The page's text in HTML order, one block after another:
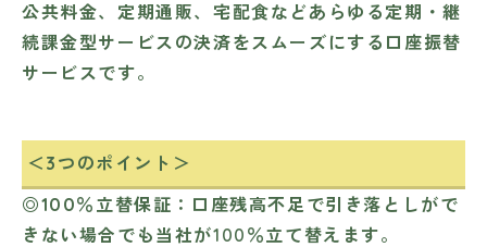
公共料金、定期通販、宅配食などあらゆる定期・継
続課金型サービスの決済をスムーズにする口座振替
サービスです。
＜3つのポイント＞
◎100％立替保証 ：口座残高不足で引き落としがで
きない場合でも当社が100％立て替えます。